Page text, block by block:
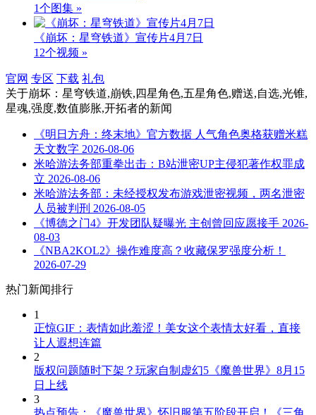
1个图集 »
《崩坏：星穹铁道》宣传片4月7日
12个视频 »
官网 专区 下载 礼包
关于崩坏：星穹铁道,崩铁,四星角色,五星角色,赠送,自选,光锥,
星魂,强度,数值膨胀,开拓者的新闻
《明日方舟：终末地》官方数据 人气角色奥格获赠米糕
天文数字 2026-08-06
米哈游法务部重拳出击：B站泄密UP主侵犯著作权罪成
立 2026-08-06
米哈游法务部：未经授权发布游戏泄密视频，两名泄密
人员被判刑 2026-08-05
《博德之门4》开发团队疑曝光 主创曾回应愿接手 2026-
08-03
《NBA2KOL2》操作难度高？收藏保罗强度分析！
2026-07-29
热门新闻排行
1
正惊GIF：表情如此羞涩！美女这个表情太好看，直接
让人遐想连篇
2
版权问题随时下架？玩家自制虚幻5《魔兽世界》8月15
日上线
3
热点预告：《魔兽世界》怀旧服第五阶段开启！《三角